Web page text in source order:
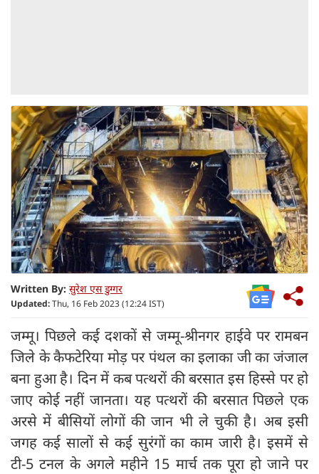
Written By: सुरेश एस डुग्गर
Updated:Thu, 16 Feb 2023 (12:24 IST)
जम्मू। पिछले कई दशकों से जम्मू-श्रीनगर हाईवे पर रामबन
जिले के कैफटेरिया मोड़ पर पंथल का इलाका जी का जंजाल
बना हुआ है। दिन में कब पत्थरों की बरसात इस हिस्से पर हो
जाए कोई नहीं जानता। यह पत्थरों की बरसात पिछले एक
अरसे में बीसियों लोगों की जान भी ले चुकी है। अब इसी
जगह कई सालों से कई सुरंगों का काम जारी है। इसमें से
टी-5 टनल के अगले महीने 15 मार्च तक पूरा हो जाने पर